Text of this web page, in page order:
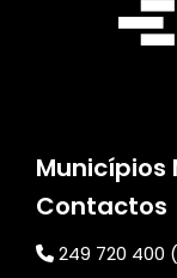
Municípios
Contactos
249 720 400